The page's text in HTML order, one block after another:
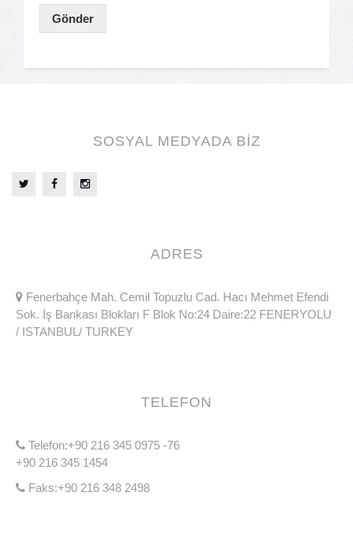
Gönder
SOSYAL MEDYADA BİZ
ADRES
Fenerbahçe Mah. Cemil Topuzlu Cad. Hacı Mehmet Efendi
Sok. İş Bankası Blokları F Blok No:24 Daire:22 FENERYOLU
/ ISTANBUL/ TURKEY
TELEFON
Telefon:+90 216 345 0975 -76
+90 216 345 1454
Faks:+90 216 348 2498